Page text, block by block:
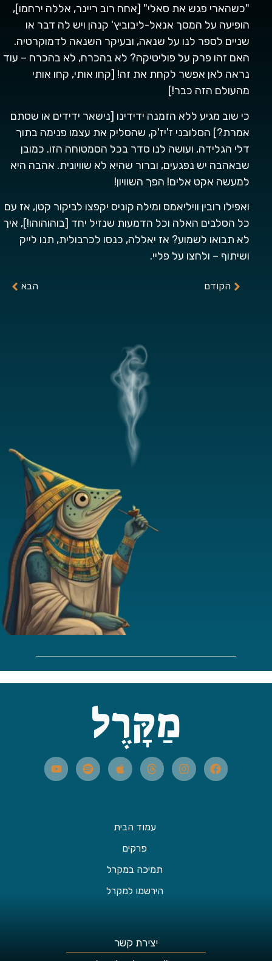
"כשהארי פגש את סאלי" [אחח רוב ריינר, אללה ירחמו],
הופיעה על המסך אנאל-ליבוביץ' קנהן ויש לה דבר או
שניים לספר לנו על שנאה, ובעיקר השנאה לדמוקרטיה.
האם זהו פרק על פוליטיקה? לא בהכרח, לא בהכרח – עוד
נראה לאן אפשר לקחת את זה! [קחו אותי, קחו אותי
מהעולם הזה כבר!]
כי שוב מגיע ללא הזמנה ידידינו [נישאר ידידים או שסתם
אמרת?] הסלובני ז'יז'ק, שהסליק את עצמו פנימה בתוך
דלי הגלידה, ועושה לנו סדר בכל הסמטוחה הזו. כמובן
שבאהבה יש נפגעים, וברור שהיא לא שוויונית. אהבה היא
למעשה אקט אלים! הפך השוויון!
ואפילו רובין וויליאמס ומילה קוניס יקפצו לביקור קטן, אז עם
כל הסלבים האלה וכל הדמעות שנזיל יחד [בוהוהוהו!], איך
לא תבואו לשמוע? אז יאללה, כנסו לכרבולית, תנו לייק
ושיתוף – ולחצו על פליי.
הקודם
מַקָּרֶל
עמוד הבית
פרקים
תמיכה במקרל
הירשמו למקרל
יצירת קשר